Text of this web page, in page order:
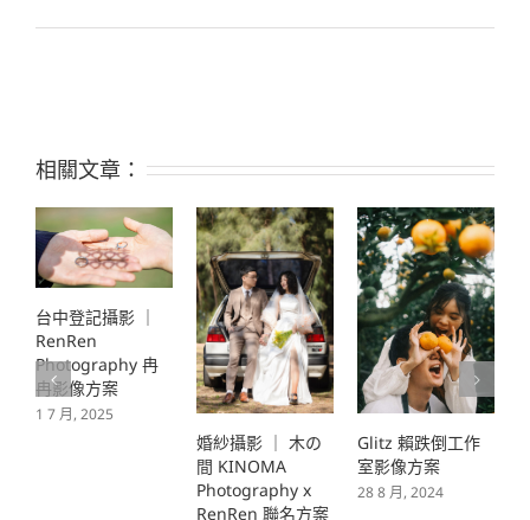
相關文章：
Glitz 賴跌倒工作
室影像方案
28 8 月, 2024
婚紗攝影 | K K
YANG
Photography x